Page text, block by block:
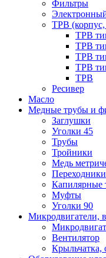
Фильтры
ТРВ (корпус,
ТРВ
ТРВ
ТРВ
ТРВ
ТРВ
Ресивер
Масло
Медные трубы и
Заглушки
Уголки 45
Трубы
Тройники
Медь
Переходники
Капилярные
Муфты
Уголки 90
Микродвигатели,
Вентилятор
Крыльчатка,